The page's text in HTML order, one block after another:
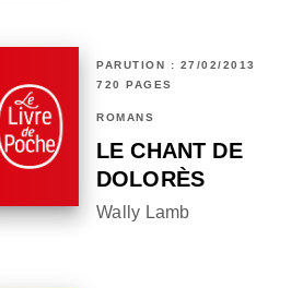
PARUTION : 27/02/2013
720 PAGES
ROMANS
LE CHANT DE
DOLORÈS
Wally Lamb